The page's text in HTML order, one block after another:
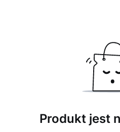
Produkt jest